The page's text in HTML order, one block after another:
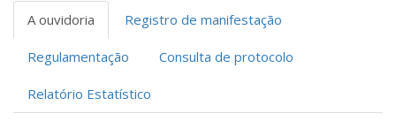
A ouvidoria Registro de manifestação
Regulamentação Consulta de protocolo
Relatório Estatístico